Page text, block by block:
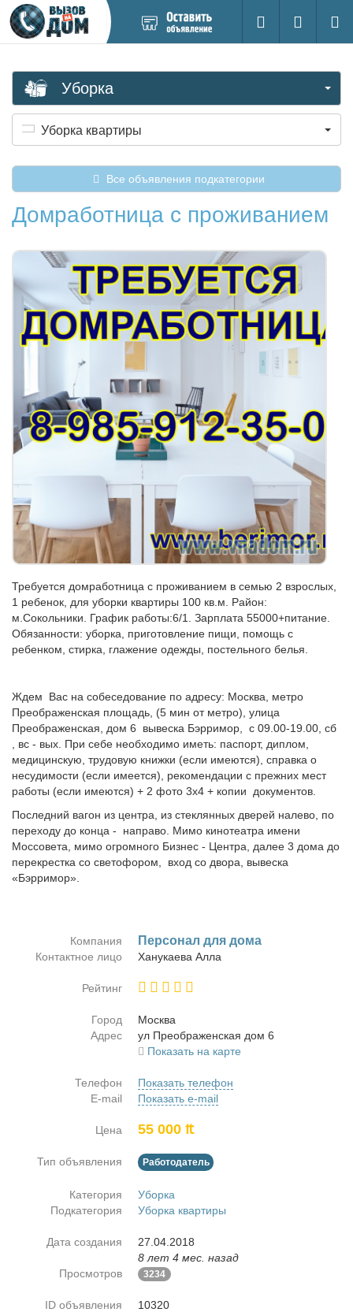
новое
Поиск
Вход на
Уборка
Уборка квартиры
Все объявления подкатегории
Домработница с проживанием
Требуется домработница с проживанием в семью 2 взрослых,
1 ребенок, для уборки квартиры 100 кв.м. Район:
м.Сокольники. График работы:6/1. Зарплата 55000+питание.
Обязанности: уборка, приготовление пищи, помощь с
ребенком, стирка, глажение одежды, постельного белья.
Ждем Вас на собеседование по адресу: Москва, метро
Преображенская площадь, (5 мин от метро), улица
Преображенская, дом 6 вывеска Бэрримор, с 09.00-19.00, сб
, вс - вых. При себе необходимо иметь: паспорт, диплом,
медицинскую, трудовую книжки (если имеются), справка о
несудимости (если имеется), рекомендации с прежних мест
работы (если имеются) + 2 фото 3х4 + копии документов.
Последний вагон из центра, из стеклянных дверей налево, по
переходу до конца - направо. Мимо кинотеатра имени
Моссовета, мимо огромного Бизнес - Центра, далее 3 дома до
перекрестка со светофором, вход со двора, вывеска
«Бэрримор».
Компания Пер­со­нал для до­ма
Контактное лицо Ха­ну­ка­е­ва Ал­ла
Рейтинг
Город
Москва
Адрес
ул Пре­об­ра­жен­ская дом 6
Показать на карте
Телефон
Показать телефон
E-mail
Показать e-mail
Цена 55 000 ₶
Тип объявления Работодатель
Категория
Уборка
Подкатегория
Уборка квартиры
Дата создания
27.04.2018
8 лет 4 мес. назад
Просмотров
3234
ID объявления 10320